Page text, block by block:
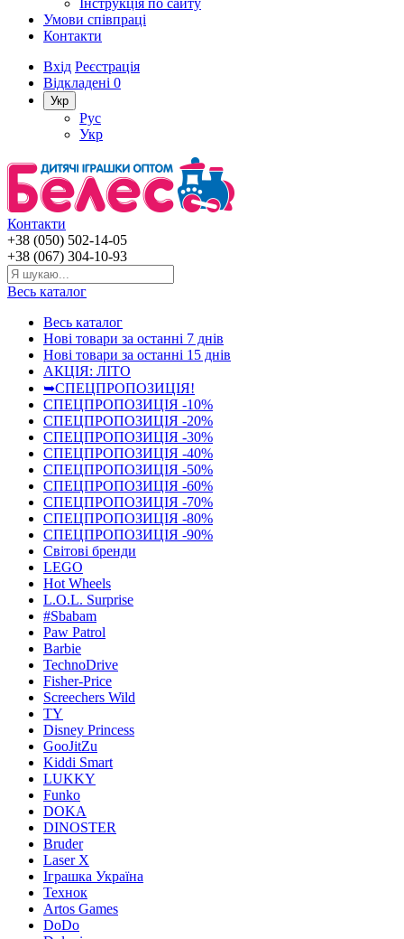
Інструкція по сайту
Умови співпраці
Контакти
Вхід Реєстрація
Відкладені 0
Укр
Рус
Укр
Контакти
+38 (050) 502-14-05
+38 (067) 304-10-93
Весь каталог
Весь каталог
Нові товари за останнi 7 днiв
Нові товари за останнi 15 днiв
АКЦІЯ: ЛІТО
➥СПЕЦПРОПОЗИЦІЯ!
СПЕЦПРОПОЗИЦІЯ -10%
СПЕЦПРОПОЗИЦІЯ -20%
СПЕЦПРОПОЗИЦІЯ -30%
СПЕЦПРОПОЗИЦІЯ -40%
СПЕЦПРОПОЗИЦІЯ -50%
СПЕЦПРОПОЗИЦІЯ -60%
СПЕЦПРОПОЗИЦІЯ -70%
СПЕЦПРОПОЗИЦІЯ -80%
СПЕЦПРОПОЗИЦІЯ -90%
Світові бренди
LEGO
Hot Wheels
L.O.L. Surprise
#Sbabam
Paw Patrol
Barbie
TechnoDrive
Fisher-Price
Screechers Wild
TY
Disney Princess
GooJitZu
Kiddi Smart
LUKKY
Funko
DOKA
DINOSTER
Bruder
Laser X
Іграшка Україна
Технок
Artos Games
DoDo